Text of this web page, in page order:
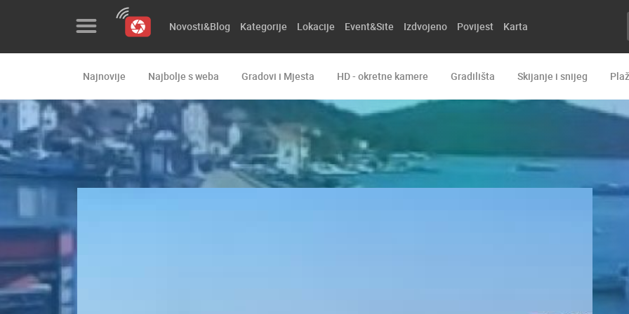
Kategorije
Lokacije
Event&Site
Novosti&Blog Kategorije Lokacije Event&Site Izdvojeno Povijest Karta
Najnovije Najbolje s weba Gradovi i Mjesta HD - okretne kamere Gradilišta Skijanje i snijeg